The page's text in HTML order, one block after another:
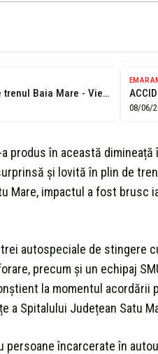
FOTO. Mașină lovită de trenul Baia Mare - Viena. O persoană aruncatǎ...
08/06/
produs în această
și lovită în plin de
Mare, impactul a fost
autospeciale de stingere
precum și un echipaj
la momentul acordării
a Spitalului Județean Satu
persoane încarcerate în